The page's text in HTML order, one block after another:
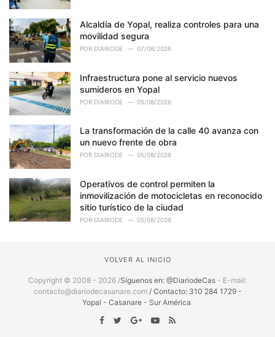
Alcaldía de Yopal, realiza controles para una
movilidad segura
POR DIARIODE 07/08/2026
Infraestructura pone al servicio nuevos
sumideros en Yopal
POR DIARIODE 05/08/2026
La transformación de la calle 40 avanza con
un nuevo frente de obra
POR DIARIODE 05/08/2026
Operativos de control permiten la
inmovilización de motocicletas en reconocido
sitio turístico de la ciudad
POR DIARIODE 05/08/2026
VOLVER AL INICIO
Copyright © 2008 - 2026 /Síguenos en: @DiariodeCas - E-mail:
contacto@diariodecasanare.com / Contacto: 310 284 1729 -
Yopal - Casanare - Sur América.